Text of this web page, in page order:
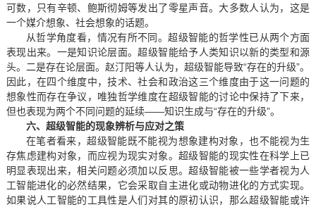
可数，只有辛顿、鲍斯彻姆等发出了零星声音。大多数人认为，这是
一个媒介想象、社会想象的话题。
从哲学角度看，情况有所不同。超级智能的哲学性已从两个方面
表现出来。一是知识论层面。超级智能给予人类知识以新的类型和源
头。二是存在论层面。赵汀阳等人认为，超级智能导致“存在的升级”。
因此，在四个维度中，技术、社会和政治这三个维度由于这一问题的
想象性而存在争议，唯独哲学维度在超级智能的讨论中保持了下来，
但也表现为两个不同问题的延续——知识生成与“存在的升级”。
六、超级智能的现象辨析与应对之策
在笔者看来，超级智能既不能视为想象建构对象，也不能视为生
存焦虑建构对象，而应视为现实对象。超级智能的现实性在科学上已
明显表现出来，相关问题必须加以反思。超级智能被一些学者视为人
工智能进化的必然结果，它会采取自主进化或动物进化的方式实现。
如果说人工智能的工具性是人们对其的原初认识，那么超级智能或许